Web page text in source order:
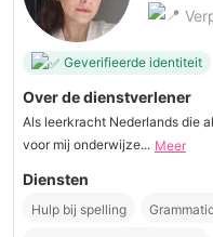
Geverifieerde identiteit
Over de dienstverlener
Als leerkracht Nederlands die
voor mij onderwijze... Meer
Diensten
Hulp bij spelling